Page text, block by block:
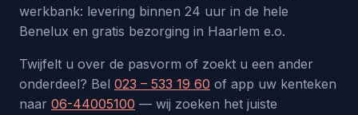
werkbank: levering binnen 24 uur in de hele
Benelux en gratis bezorging in Haarlem e.o.
Twijfelt u over de pasvorm of zoekt u een ander
onderdeel? Bel 023 – 533 19 60 of app uw kenteken
naar 06-44005100 — wij zoeken het juiste